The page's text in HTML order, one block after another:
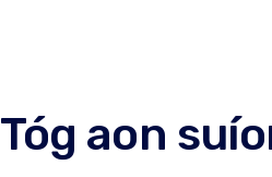
Tóg aon